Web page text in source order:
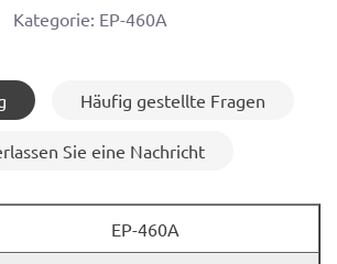
Kategorie: EP-460A
Häufig gestellte Fragen
Sie eine Nachricht
EP-460A